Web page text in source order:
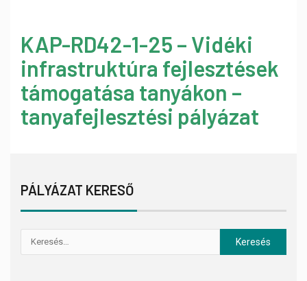
KAP-RD42-1-25 – Vidéki
infrastruktúra fejlesztések
támogatása tanyákon –
tanyafejlesztési pályázat
PÁLYÁZAT KERESŐ